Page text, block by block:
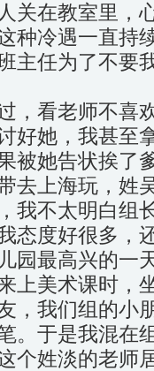
关在教室里，
种冷遇一直持
主任为了不要
，看老师不喜
好她，我甚至
被她告状挨了
去上海玩，姓
我不太明白组
态度好很多，
园最高兴的一
上美术课时，
，我们组的小
。于是我混在
姓淡的老师